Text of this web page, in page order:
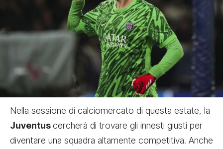
Nella sessione di calciomercato di questa estate, la
Juventuscercherà di trovare gli innesti giusti per
diventare una squadra altamente competitiva. Anche